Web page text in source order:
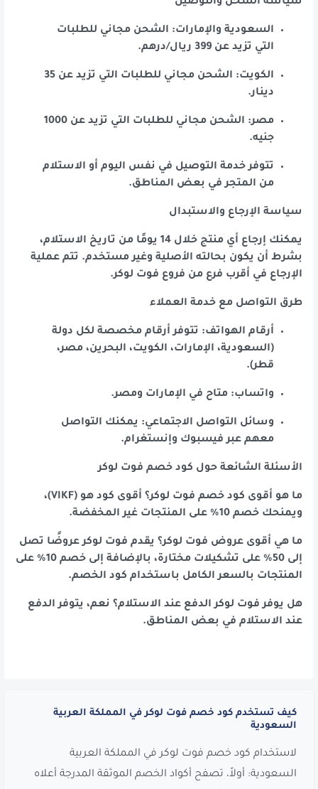
السعودية والإمارات: الشحن مجاني للطلبات
التي تزيد عن 399 ريال/درهم.
الكويت: الشحن مجاني للطلبات التي تزيد عن 35
دينار.
مصر: الشحن مجاني للطلبات التي تزيد عن 1000
جنيه.
تتوفر خدمة التوصيل في نفس اليوم أو الاستلام
من المتجر في بعض المناطق.
سياسة الإرجاع والاستبدال
يمكنك إرجاع أي منتج خلال 14 يومًا من تاريخ الاستلام،
بشرط أن يكون بحالته الأصلية وغير مستخدم. تتم عملية
الإرجاع في أقرب فرع من فروع فوت لوكر.
طرق التواصل مع خدمة العملاء
أرقام الهواتف: تتوفر أرقام مخصصة لكل دولة
(السعودية، الإمارات، الكويت، البحرين، مصر،
قطر).
واتساب: متاح في الإمارات ومصر.
وسائل التواصل الاجتماعي: يمكنك التواصل
معهم عبر فيسبوك وإنستغرام.
الأسئلة الشائعة حول كود خصم فوت لوكر
ما هو أقوى كود خصم فوت لوكر؟ أقوى كود هو (VIKF)،
ويمنحك خصم 10% على المنتجات غير المخفضة.
ما هي أقوى عروض فوت لوكر؟ يقدم فوت لوكر عروضًا تصل
إلى 50% على تشكيلات مختارة، بالإضافة إلى خصم 10% على
المنتجات بالسعر الكامل باستخدام كود الخصم.
هل يوفر فوت لوكر الدفع عند الاستلام؟ نعم، يتوفر الدفع
عند الاستلام في بعض المناطق.
كيف تستخدم كود خصم فوت لوكر في المملكة العربية
السعودية
لاستخدام كود خصم فوت لوكر في المملكة العربية
السعودية: أولاً، تصفح أكواد الخصم الموثقة المدرجة أعلاه